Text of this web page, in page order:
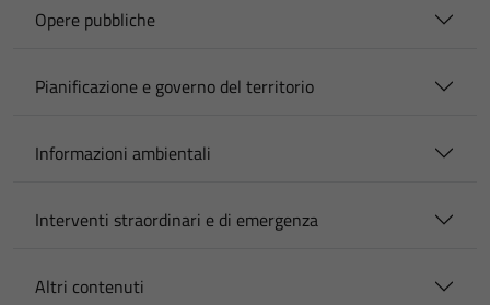
Opere pubbliche
Pianificazione e governo del territorio
Informazioni ambientali
Interventi straordinari e di emergenza
Altri contenuti